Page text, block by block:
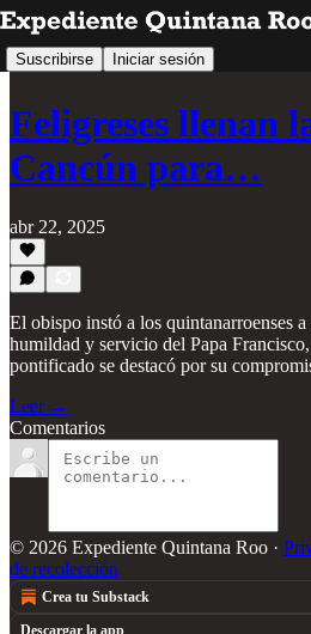
Suscribirse Iniciar sesión
Feligreses llenan
Cancún para…
abr 22, 2025
El obispo instó a los quintanarroenses
humildad y servicio del Papa
pontificado se destacó por su
Leer →
Comentarios
© 2026 Expediente Quintana Roo ·
de recolección
Crea tu Substack
Descargar la app